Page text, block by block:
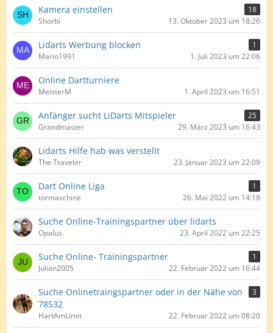
Kamera einstellen
18
Shorbi
13. Oktober 2023 um 18:26
Lidarts Werbung blocken
1
Mario1991
1. Juli 2023 um 22:06
Online Dartturniere
MeisterM 1. April 2023 um 16:51
Anfänger sucht LiDarts Mitspieler
25
Grandmaster
29. März 2023 um 16:43
Lidarts Hilfe hab was verstellt
The Traveler 23. Januar 2023 um 22:09
Dart Online Liga
1
tormaschine
26. Mai 2022 um 14:18
Suche Online-Trainingspartner über lidarts
Opalus 23. April 2022 um 22:25
Suche Online- Trainingspartner
1
Julian2005
22. Februar 2022 um 16:44
Suche Onlinetraingspartner oder in der Nähe von
78532
3
HartAmLimit 22. Februar 2022 um 08:20